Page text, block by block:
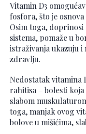
Vitamin D3
fosfora, što je
Osim toga,
sistema, pomaže u
istraživanja ukazuju
zdravlju.
Nedostatak vitamina
rahitisa – bolesti
slabom
toga, manjak ovog
bolove u mišićima,